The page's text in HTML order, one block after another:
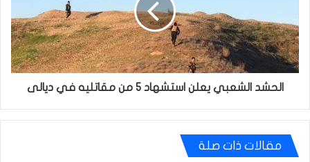
من
مقاتليه
في
ديالى
الحشد الشعبي يعلن استشهاد 5 من مقاتليه في ديالى
مقالات ذات صلة